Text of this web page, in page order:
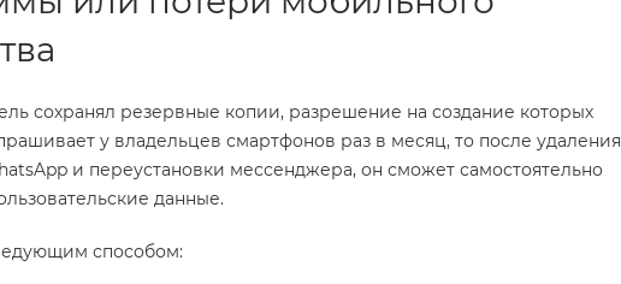
сохранял резервные копии, разрешение на создание которых
у владельцев смартфонов раз в месяц, то после удаления
и переустановки мессенджера, он сможет самостоятельно
данные.
способом: